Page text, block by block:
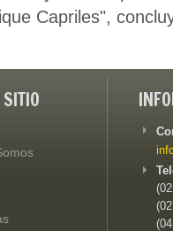
Capriles",